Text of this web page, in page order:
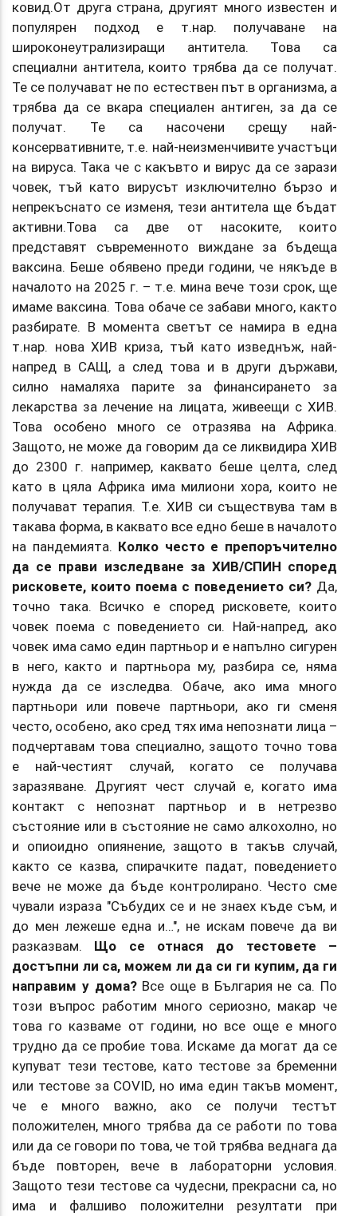
ковид.От друга страна, другият много известен и
популярен подход е т.нар. получаване на
широконеутрализиращи антитела. Това са
специални антитела, които трябва да се получат.
Те се получават не по естествен път в организма, а
трябва да се вкара специален антиген, за да се
получат. Те са насочени срещу най-
консервативните, т.е. най-неизменчивите участъци
на вируса. Така че с какъвто и вирус да се зарази
човек, тъй като вирусът изключително бързо и
непрекъснато се изменя, тези антитела ще бъдат
активни.Това са две от насоките, които
представят съвременното виждане за бъдеща
ваксина. Беше обявено преди години, че някъде в
началото на 2025 г. – т.е. мина вече този срок, ще
имаме ваксина. Това обаче се забави много, както
разбирате. В момента светът се намира в една
т.нар. нова ХИВ криза, тъй като изведнъж, най-
напред в САЩ, а след това и в други държави,
силно намаляха парите за финансирането за
лекарства за лечение на лицата, живеещи с ХИВ.
Това особено много се отразява на Африка.
Защото, не може да говорим да се ликвидира ХИВ
до 2300 г. например, каквато беше целта, след
като в цяла Африка има милиони хора, които не
получават терапия. Т.е. ХИВ си съществува там в
такава форма, в каквато все едно беше в началото
на пандемията. Колко често е препоръчително
да се прави изследване за ХИВ/СПИН според
рисковете, които поема с поведението си? Да,
точно така. Всичко е според рисковете, които
човек поема с поведението си. Най-напред, ако
човек има само един партньор и е напълно сигурен
в него, както и партньора му, разбира се, няма
нужда да се изследва. Обаче, ако има много
партньори или повече партньори, ако ги сменя
често, особено, ако сред тях има непознати лица –
подчертавам това специално, защото точно това
е най-честият случай, когато се получава
заразяване. Другият чест случай е, когато има
контакт с непознат партньор и в нетрезво
състояние или в състояние не само алкохолно, но
и опиоидно опиянение, защото в такъв случай,
както се казва, спирачките падат, поведението
вече не може да бъде контролирано. Често сме
чували израза "Събудих се и не знаех къде съм, и
до мен лежеше една и…", не искам повече да ви
разказвам. Що се отнася до тестовете –
достъпни ли са, можем ли да си ги купим, да ги
направим у дома? Все още в България не са. По
този въпрос работим много сериозно, макар че
това го казваме от години, но все още е много
трудно да се пробие това. Искаме да могат да се
купуват тези тестове, като тестове за бременни
или тестове за COVID, но има един такъв момент,
че е много важно, ако се получи тестът
положителен, много трябва да се работи по това
или да се говори по това, че той трябва веднага да
бъде повторен, вече в лабораторни условия.
Защото тези тестове са чудесни, прекрасни са, но
има и фалшиво положителни резултати при